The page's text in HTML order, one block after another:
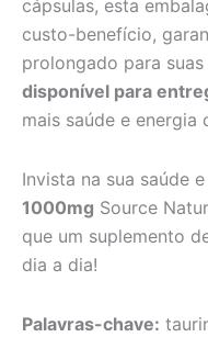
cápsulas, esta
custo-benefício,
prolongado para
disponível para
mais saúde e energia
Invista na sua saúde
1000mg Source
que um suplemento
dia a dia!
Palavras-chave: